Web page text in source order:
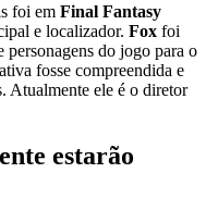
foi em Final Fantasy
e localizador. Fox foi
personagens do jogo para o
fosse compreendida e
Atualmente ele é o diretor
estarão